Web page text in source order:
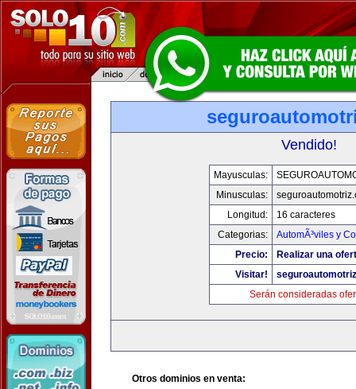
Vendido!
Mayusculas:
Minusculas:
Longitud:
16 caracteres
Categorias:
AutomÃ³viles y
Precio:
Realizar una
Visitar!
Serán consideradas
Otros dominios en venta: